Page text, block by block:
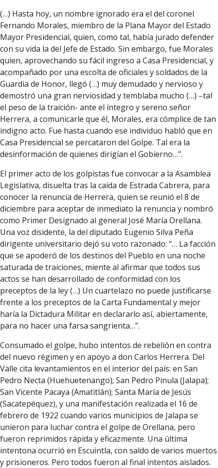
(…) Hasta hoy, un nombre ignorado era el del coronel
Fernando Morales, miembro de la Plana Mayor del Estado
Mayor Presidencial, quien, como tal, había jurado defender
con su vida la del Jefe de Estado. Sin embargo, fue Morales
quien, aprovechando su fácil ingreso a Casa Presidencial, y
acompañado por una escolta de oficiales y soldados de la
Guardia de Honor, llegó (…) muy demudado y nervioso y
demostró una gran nerviosidad y temblaba mucho (…) –tal
el peso de la traición- ante el íntegro y sereno señor
Herrera, a comunicarle que él, Morales, era cómplice de tan
indigno acto. Fue hasta cuando ese individuo habló que en
Casa Presidencial se percataron del Golpe. Tal era la
desinformación de quienes dirigían el Gobierno…”.
El primer acto de los golpistas fue convocar a la Asamblea
Legislativa, disuelta tras la caída de Estrada Cabrera, para
conocer la renuncia de Herrera, quien se reunió el 8 de
diciembre para aceptar de inmediato la renuncia y nombró
como Primer Designado al general José María Orellana.
Una voz disidente, la del diputado Eugenio Silva Peña
dirigente universitario dejó su voto razonado: “… La facción
que se apoderó de los destinos del Pueblo en una noche
saturada de traiciones, miente al afirmar que todos sus
actos se han desarrollado de conformidad con los
preceptos de la ley (…) Un cuartelazo no puede justificarse
frente a los preceptos de la Carta Fundamental y mejor
haría la Dictadura Militar en declararlo así, abiertamente,
para no hacer una farsa sangrienta…”.
Consumado el golpe, hubo intentos de rebelión en contra
del nuevo régimen y en apoyo a don Carlos Herrera. Del
Valle cita levantamientos en el interior del país: en San
Pedro Necta (Huehuetenango); San Pedro Pinula (Jalapa);
San Vicente Pacaya (Amatitlán); Santa María de Jesús
(Sacatepéquez), y una manifestación realizada el 16 de
febrero de 1922 cuando varios municipios de Jalapa se
unieron para luchar contra el golpe de Orellana, pero
fueron reprimidos rápida y eficazmente. Una última
intentona ocurrió en Escuintla, con saldo de varios muertos
y prisioneros. Pero todos fueron al final intentos aislados.